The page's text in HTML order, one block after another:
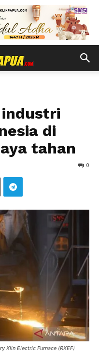
di
tahan
0
Kiln Electric Furnace (RKEF)